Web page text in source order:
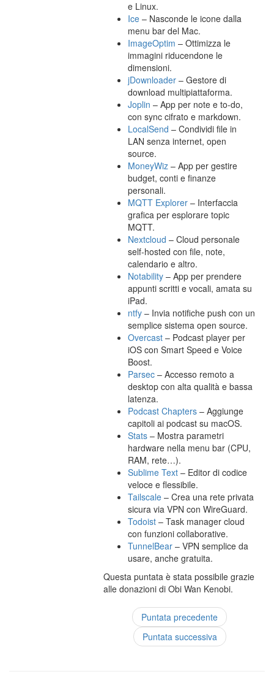
e Linux.
Ice – Nasconde le icone dalla
menu bar del Mac.
ImageOptim – Ottimizza le
immagini riducendone le
dimensioni.
jDownloader – Gestore di
download multipiattaforma.
Joplin – App per note e to-do,
con sync cifrato e markdown.
LocalSend – Condividi file in
LAN senza internet, open
source.
MoneyWiz – App per gestire
budget, conti e finanze
personali.
MQTT Explorer – Interfaccia
grafica per esplorare topic
MQTT.
Nextcloud – Cloud personale
self-hosted con file, note,
calendario e altro.
Notability – App per prendere
appunti scritti e vocali, amata su
iPad.
ntfy – Invia notifiche push con un
semplice sistema open source.
Overcast – Podcast player per
iOS con Smart Speed e Voice
Boost.
Parsec – Accesso remoto a
desktop con alta qualità e bassa
latenza.
Podcast Chapters – Aggiunge
capitoli ai podcast su macOS.
Stats – Mostra parametri
hardware nella menu bar (CPU,
RAM, rete…).
Sublime Text – Editor di codice
veloce e flessibile.
Tailscale – Crea una rete privata
sicura via VPN con WireGuard.
Todoist – Task manager cloud
con funzioni collaborative.
TunnelBear – VPN semplice da
usare, anche gratuita.
Questa puntata è stata possibile grazie
alle donazioni di Obi Wan Kenobi.
Puntata precedente
Puntata successiva